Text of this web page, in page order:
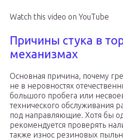
Watch this video on YouTube
Причины стука в
механизмах
Основная причина, почему
не в неровностях
большого пробега или
технического обслуживания
под направляющие. Хотя бы
рекомендуется проверять
также износ резиновых